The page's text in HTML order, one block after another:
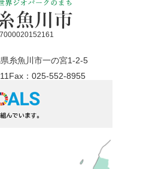
糸魚川市一の宮1-2-5
Fax：025-552-8955